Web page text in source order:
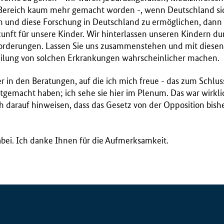
kaum mehr gemacht worden -, wenn Deutschland
diese Forschung in Deutschland zu ermöglichen, dann
für unsere Kinder. Wir hinterlassen unseren Kindern
Lassen Sie uns zusammenstehen und mit
von solchen Erkrankungen wahrscheinlicher machen.
in den Beratungen, auf die ich mich freue - das zum
haben; ich sehe sie hier im Plenum. Das war
darauf hinweisen, dass das Gesetz von der Opposition
Ich danke Ihnen für die Aufmerksamkeit.